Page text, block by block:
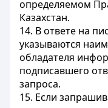
определяемом
Казахстан.
14. В ответе на
указываются
обладателя
подписавшего
запроса.
15. Если